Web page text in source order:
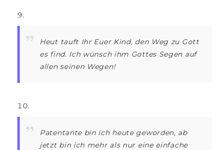
Heut tauft Ihr Euer Kind, den Weg zu Gott
es find. Ich wünsch ihm Gottes Segen auf
allen seinen Wegen!
Patentante bin ich heute geworden, ab
jetzt bin ich mehr als nur eine einfache